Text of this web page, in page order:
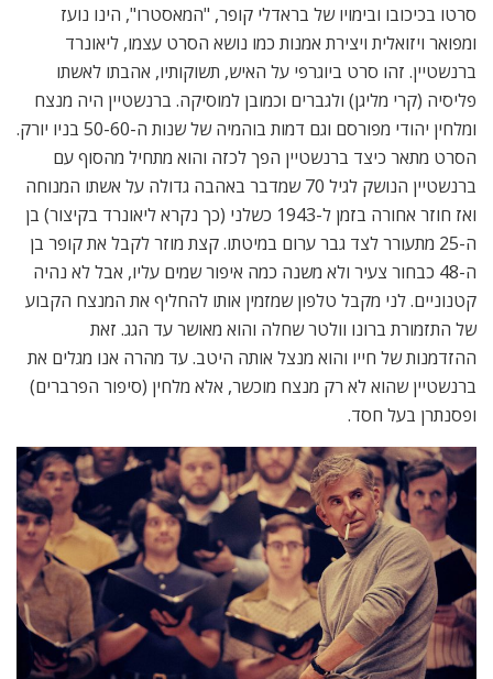
סרטו בכיכובו ובימויו של בראדלי קופר, "המאסטרו", הינו נועז
ומפואר ויזואלית ויצירת אמנות כמו נושא הסרט עצמו, ליאונרד
ברנשטיין. זהו סרט ביוגרפי על האיש, תשוקותיו, אהבתו לאשתו
פליסיה (קרי מליגן) ולגברים וכמובן למוסיקה. ברנשטיין היה מנצח
ומלחין יהודי מפורסם וגם דמות בוהמיה של שנות ה-50-60 בניו יורק.
הסרט מתאר כיצד ברנשטיין הפך לכזה והוא מתחיל מהסוף עם
ברנשטיין הנושק לגיל 70 שמדבר באהבה גדולה על אשתו המנוחה
ואז חוזר אחורה בזמן ל-1943 כשלני (כך נקרא ליאונרד בקיצור) בן
ה-25 מתעורר לצד גבר ערום במיטתו. קצת מוזר לקבל את קופר בן
ה-48 כבחור צעיר ולא משנה כמה איפור שמים עליו, אבל לא נהיה
קטנוניים. לני מקבל טלפון שמזמין אותו להחליף את המנצח הקבוע
של התזמורת ברונו וולטר שחלה והוא מאושר עד הגג. זאת
ההזדמנות של חייו והוא מנצל אותה היטב. עד מהרה אנו מגלים את
ברנשטיין שהוא לא רק מנצח מוכשר, אלא מלחין (סיפור הפרברים)
ופסנתרן בעל חסד.